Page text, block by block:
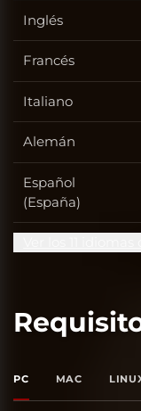
Inglés
Francés
Italiano
Alemán
Español
(España)
PC MAC